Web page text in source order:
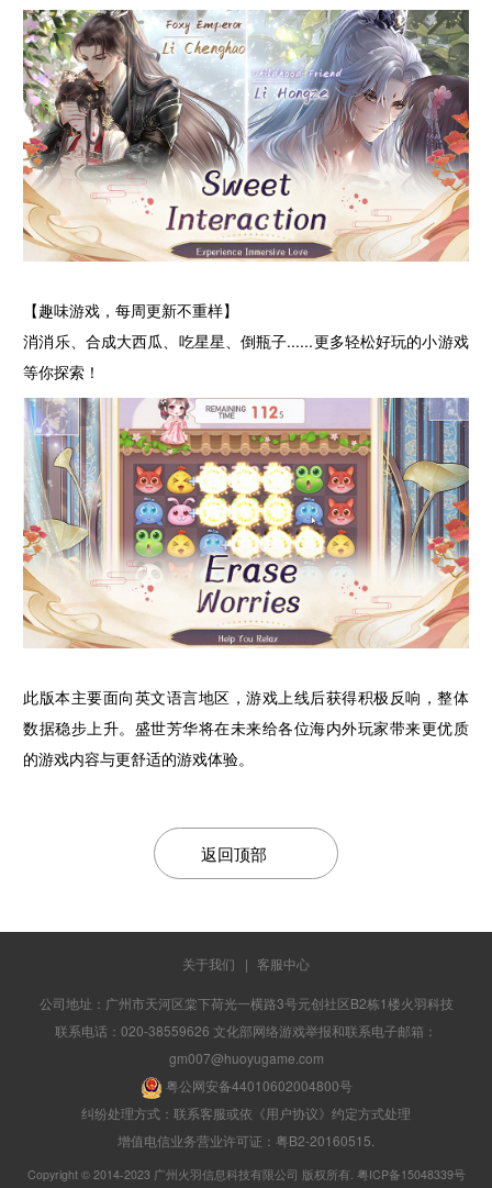
【趣味游戏，每周更新不重样】
消消乐、合成大西瓜、吃星星、倒瓶子......更多轻松好玩的小游戏
等你探索！
此版本主要面向英文语言地区，游戏上线后获得积极反响，整体
数据稳步上升。盛世芳华将在未来给各位海内外玩家带来更优质
的游戏内容与更舒适的游戏体验。
返回顶部
关于我们 | 客服中心
公司地址：广州市天河区棠下荷光一横路3号元创社区B2栋1楼火羽科技
联系电话：020-38559626 文化部网络游戏举报和联系电子邮箱：
gm007@huoyugame.com
粤公网安备44010602004800号
纠纷处理方式：联系客服或依《用户协议》约定方式处理
增值电信业务营业许可证：粤B2-20160515.
Copyright © 2014-2023 广州火羽信息科技有限公司 版权所有. 粤ICP备15048339号